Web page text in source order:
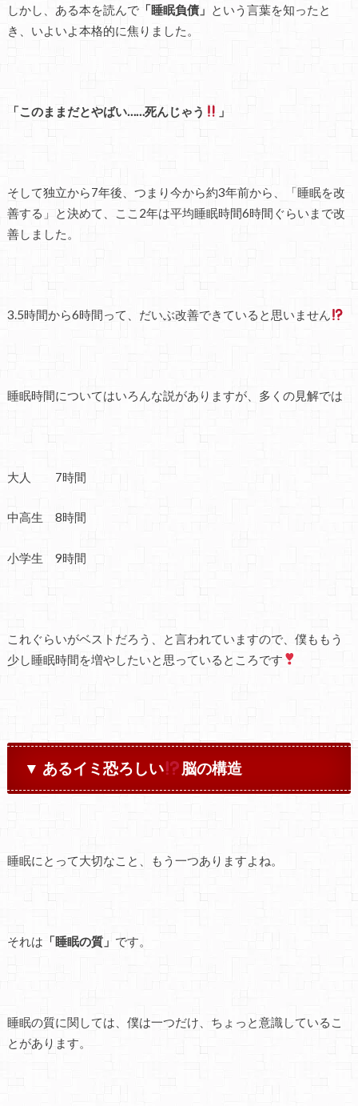
しかし、ある本を読んで「睡眠負債」 という言葉を知ったと
き、いよいよ本格的に焦りました。
「このままだとやばい……死んじゃう 」
そして独立から7年後、つまり今から約3年前から、「睡眠を改
善する」と決めて、ここ2年は平均睡眠時間6時間ぐらいまで改
善しました。
3.5時間から6時間って、だいぶ改善できていると思いません
睡眠時間についてはいろんな説がありますが、多くの見解では
大人 7時間
中高生 8時間
小学生 9時間
これぐらいがベストだろう、と言われていますので、僕ももう
少し睡眠時間を増やしたいと思っているところです
▼ あるイミ恐ろしい 脳の構造
睡眠にとって大切なこと、もう一つありますよね。
それは 「睡眠の質」 です。
睡眠の質に関しては、僕は一つだけ、ちょっと意識しているこ
とがあります。